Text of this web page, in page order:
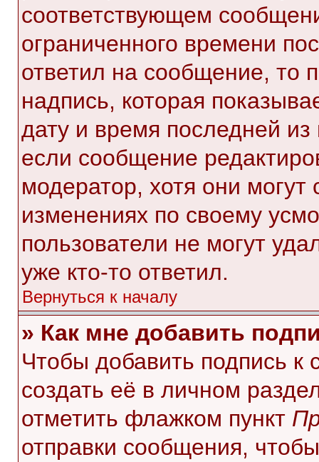
соответствующем
ограниченного времени
ответил на сообщение, то
надпись, которая
дату и время последней
если сообщение
модератор, хотя они
изменениях по своему
пользователи не могут
уже кто-то ответил.
Вернуться к началу
» Как мне добавить
Чтобы добавить подпись
создать её в личном
отметить флажком пункт
отправки сообщения,